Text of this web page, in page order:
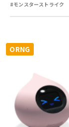
#モンスターストライク
ORNG